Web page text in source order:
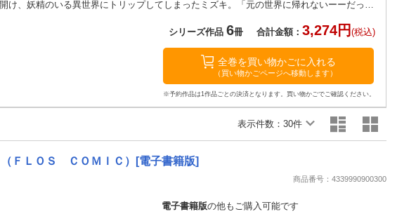
シリーズ作品 6冊 合計金額： 3,274円 (税込)
全巻を買い物かごに入れる
（買い物かごページへ移動します）
※予約作品は1作品ごとの決済となります。買い物かごでご確認ください。
表示件数： 30件
ＦＬＯＳ ＣＯＭＩＣ）[電子書籍版]
商品番号：4339990900300
電子書籍版の他もご購入可能です